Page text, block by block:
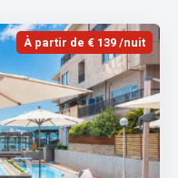
À partir de € 139 /nuit